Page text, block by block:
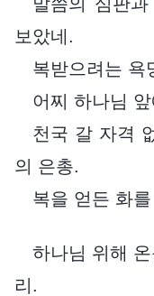
보았네.
복받으려는 욕
어찌 하나님
천국 갈 자격
의 은총.
복을 얻든 화
하나님 위해
리.